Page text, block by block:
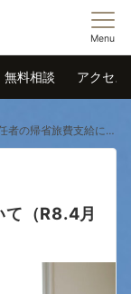
Menu
無料相談 アクセス
省旅費支給について（R8.4月号掲載）
て（R8.4月